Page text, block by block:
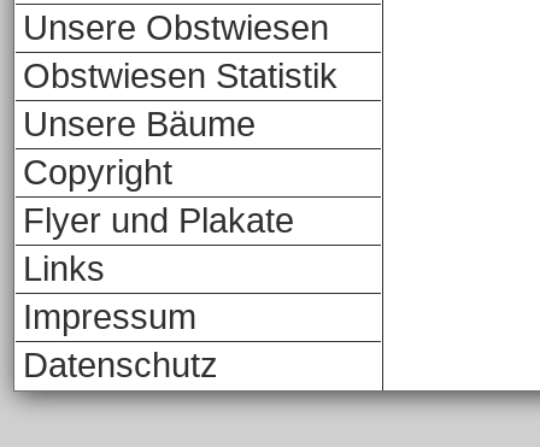
Unsere Obstwiesen
Obstwiesen Statistik
Unsere Bäume
Copyright
Flyer und Plakate
Links
Impressum
Datenschutz